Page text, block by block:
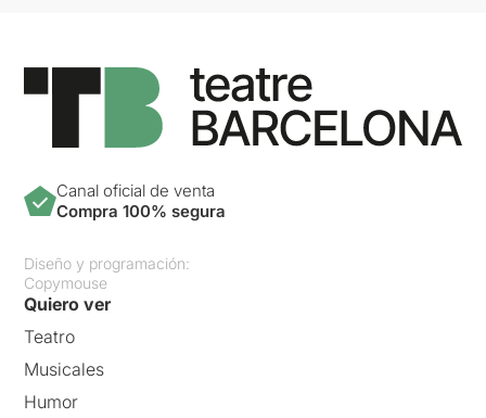
Canal oficial de venta
Compra 100% segura
Diseño y programación:
Copymouse
Quiero ver
Teatro
Musicales
Humor